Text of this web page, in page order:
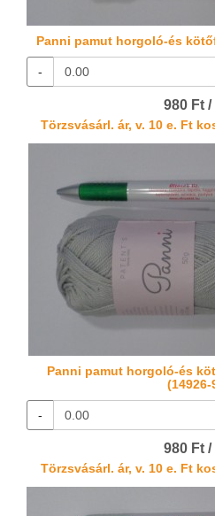
Panni pamut horgoló-és
-
980 Ft /
Törzsvásárl. ár, v. 10 e. Ft
Panni pamut horgoló-és
(14926-
-
980 Ft /
Törzsvásárl. ár, v. 10 e. Ft